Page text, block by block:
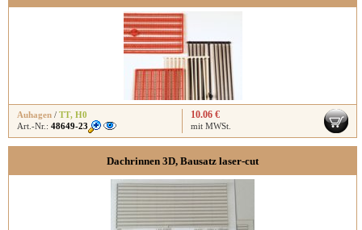
Auhagen / TT, H0
Art.-Nr.: 48649-23
10.06 €
mit MWSt.
Dachrinnen 3D, Bausatz laser-cut